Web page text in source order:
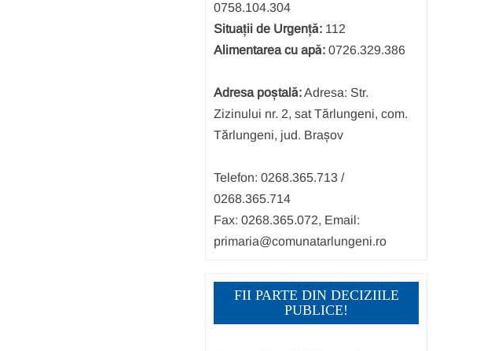
0758.104.304
Situații de Urgență: 112
Alimentarea cu apă: 0726.329.386
Adresa poștală:Adresa: Str.
Zizinului nr. 2, sat Tărlungeni, com.
Tărlungeni, jud. Brașov
Telefon: 0268.365.713 /
0268.365.714
Fax: 0268.365.072, Email:
primaria@comunatarlungeni.ro
FII PARTE DIN DECIZIILE
PUBLICE!